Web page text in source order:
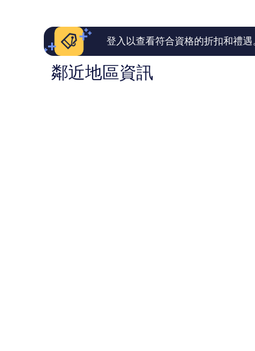
論
論
登入以查看符合資格的折扣和禮遇
鄰近地區資訊